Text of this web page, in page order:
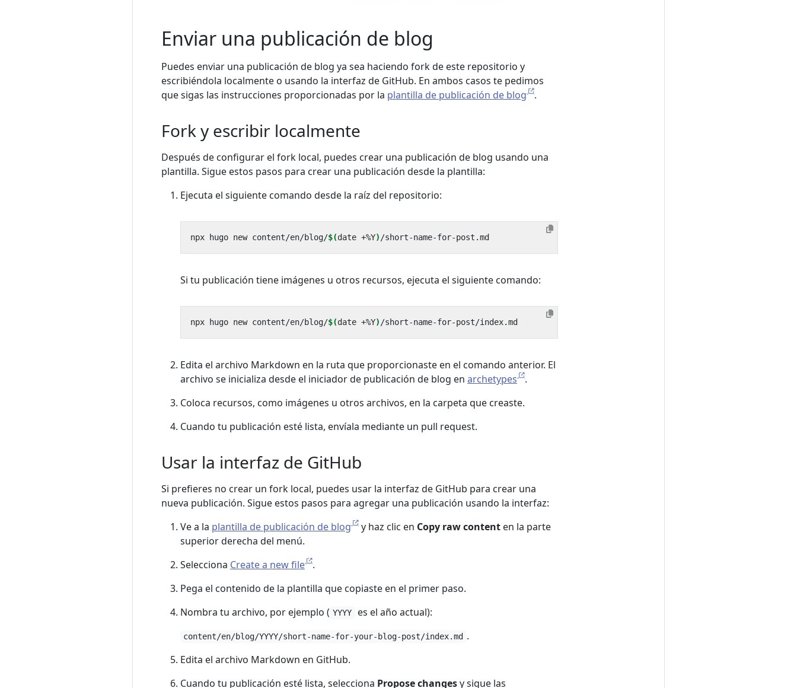
Enviar una publicación de blog
Puedes enviar una publicación de blog ya sea haciendo fork de este repositorio y
escribiéndola localmente o usando la interfaz de GitHub. En ambos casos te pedimos
que sigas las instrucciones proporcionadas por la plantilla de publicación de blog .
Fork y escribir localmente
Después de configurar el fork local, puedes crear una publicación de blog usando una
plantilla. Sigue estos pasos para crear una publicación desde la plantilla:
Ejecuta el siguiente comando desde la raíz del repositorio:
npx hugo new content/en/blog/$(date +%Y)
Si tu publicación tiene imágenes u otros recursos, ejecuta el siguiente comando:
npx hugo new content/en/blog/$(date +%Y)
Edita el archivo Markdown en la ruta que proporcionaste en el comando anterior. El
archivo se inicializa desde el iniciador de publicación de blog en archetypes
.
Coloca recursos, como imágenes u otros archivos, en la carpeta que creaste.
Cuando tu publicación esté lista, envíala mediante un pull request.
Usar la interfaz de GitHub
Si prefieres no crear un fork local, puedes usar la interfaz de GitHub para crear una
nueva publicación. Sigue estos pasos para agregar una publicación usando la interfaz:
Ve a la plantilla de publicación de blog y haz clic en Copy raw content en la parte
superior derecha del menú.
Selecciona Create a new file
.
Pega el contenido de la plantilla que copiaste en el primer paso.
Nombra tu archivo, por ejemplo ( YYYY es el año actual):
content/en/blog/YYYY/short-name-for-your-blog-post/index.md .
Edita el archivo Markdown en GitHub.
Cuando tu publicación esté lista, selecciona Propose changesy sigue las